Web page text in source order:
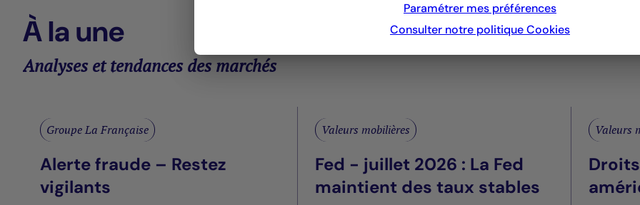
À la une
Analyses et tendances des marchés
Groupe La Française
Alerte fraude – Restez
vigilants
Valeurs mobilières
Fed - juillet 2026 : La Fed
maintient des taux stables
Valeurs
Paramétrer mes préférences
Consulter notre politiqueCookies